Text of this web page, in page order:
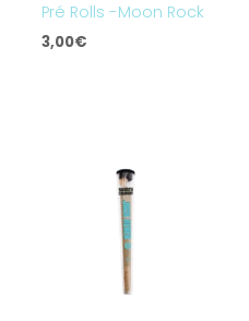
Pré Rolls -Moon Rock
3,00€